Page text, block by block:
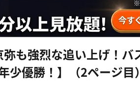
も強烈な追い上げ！バ
少優勝！】（2ページ目）